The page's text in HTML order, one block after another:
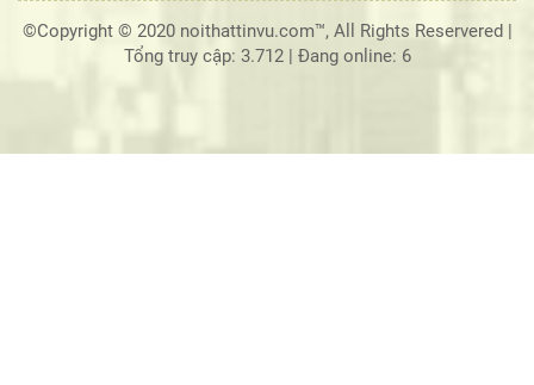
©Copyright © 2020 noithattinvu.com™, All Rights Reservered |
Tổng truy cập: 3.712| Đang online: 6